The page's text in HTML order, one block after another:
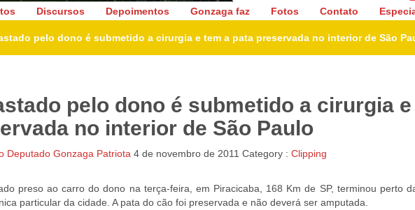
Gonzaga Patriota
Discursos Depoimentos Gonzaga faz Fotos Contato
pelo dono é submetido a cirurgia e tem a pata preservada no interior de São
pelo dono é submetido a cirurgia e
no interior de São Paulo
Deputado Gonzaga Patriota 4 de novembro de 2011 Category : Clipping
preso ao carro do dono na terça-feira, em Piracicaba, 168 Km de SP, terminou perto
particular da cidade. A pata do cão foi preservada e não deverá ser amputada.